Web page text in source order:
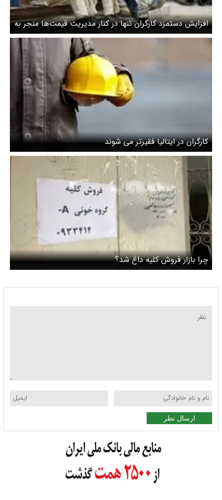
افزایش دستمزد کارگران تنها در کنار مدیریت قیمت‌ها منجر به
افزایش قدرت خرید کارگر می‌شود
کارگران در ایتالیا فقیرتر می شوند
چرا بازار فروش کلیه داغ شد؟
ارسال نظر